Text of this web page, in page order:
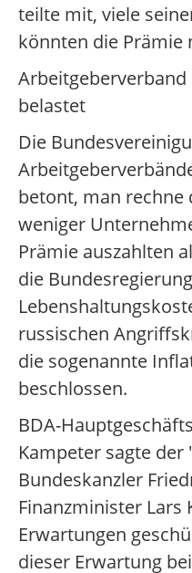
teilte mit, viele
könnten die Prämie
belastet
Die
betont, man rechne
weniger
Prämie auszahlten
die
russischen
die sogenannte
beschlossen.
BDA-
Kampeter sagte der
Bundeskanzler
Finanzminister Lars
Erwartungen
dieser Erwartung